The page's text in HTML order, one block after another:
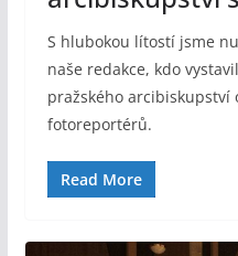
S hlubokou lítostí jsme
naše redakce, kdo
pražského
fotoreportérů.
Read More